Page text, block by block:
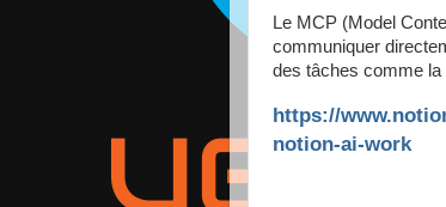
Le MCP (Model
communiquer
des tâches comme la
https://
notion-ai-work